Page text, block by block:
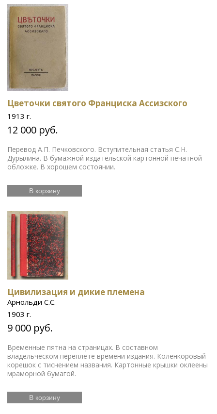
Цветочки святого Франциска Ассизского
1913 г.
12 000 руб.
Перевод А.П. Печковского. Вступительная статья С.Н.
Дурылина. В бумажной издательской картонной печатной
обложке. В хорошем состоянии.
В корзину
Цивилизация и дикие племена
Арнольди С.С.
1903 г.
9 000 руб.
Временные пятна на страницах. В составном
владельческом переплете времени издания. Коленкоровый
корешок с тиснением названия. Картонные крышки оклеены
мраморной бумагой.
В корзину